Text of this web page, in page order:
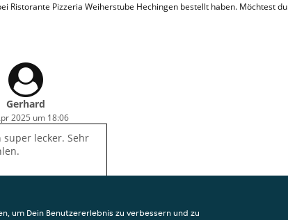
Ristorante Pizzeria Weiherstube Hechingen bestellt haben. Möchtest du
Gerhard
2025 um 18:06
super lecker. Sehr
um Dein Benutzererlebnis zu verbessern und zu